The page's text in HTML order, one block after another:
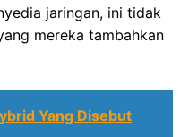
jaringan, ini tidak
mereka tambahkan
Yang Disebut